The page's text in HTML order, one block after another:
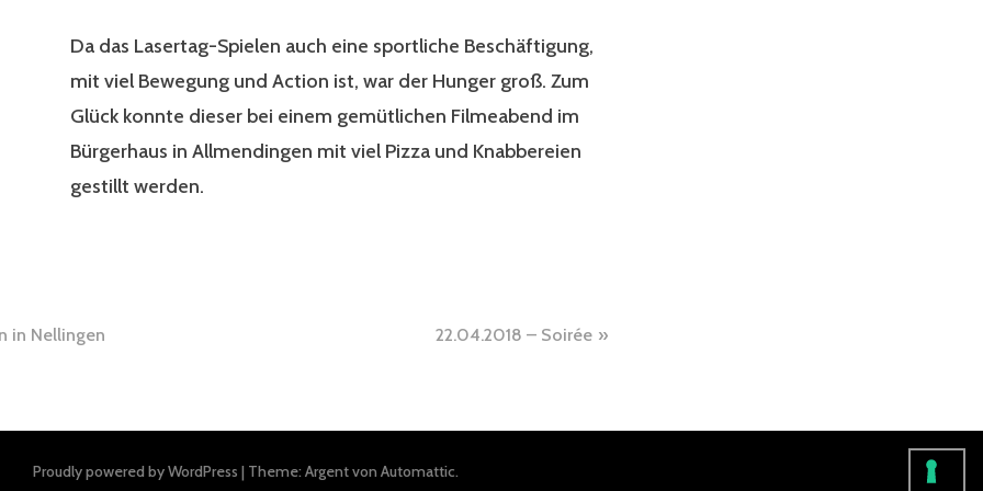
Da das Lasertag-Spielen auch eine sportliche Beschäftigung,
mit viel Bewegung und Action ist, war der Hunger groß. Zum
Glück konnte dieser bei einem gemütlichen Filmeabend im
Bürgerhaus in Allmendingen mit viel Pizza und Knabbereien
gestillt werden.
in Nellingen 22.04.2018 – Soirée
Proudly powered by WordPress | Theme: Argent von Automattic.